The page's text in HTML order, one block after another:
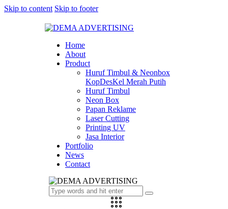
Skip to content Skip to footer
Home
About
Product
Huruf Timbul & Neonbox
KopDesKel Merah Putih
Huruf Timbul
Neon Box
Papan Reklame
Laser Cutting
Printing UV
Jasa Interior
Portfolio
News
Contact